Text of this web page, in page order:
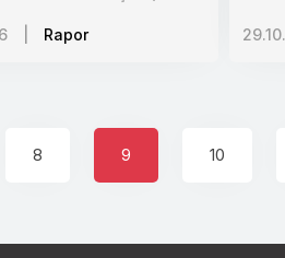
Rapor
8 9 10